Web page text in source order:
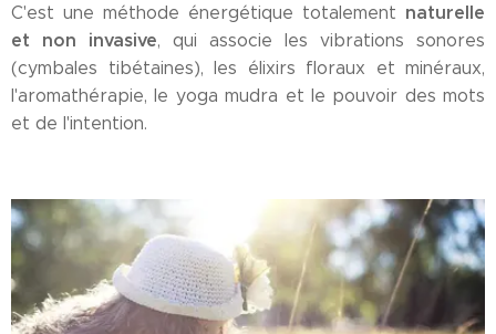
C'est une méthode énergétique totalement naturelle
et non invasive, qui associe les vibrations sonores
(cymbales tibétaines), les élixirs floraux et minéraux,
l'aromathérapie, le yoga mudra et le pouvoir des mots
et de l'intention.